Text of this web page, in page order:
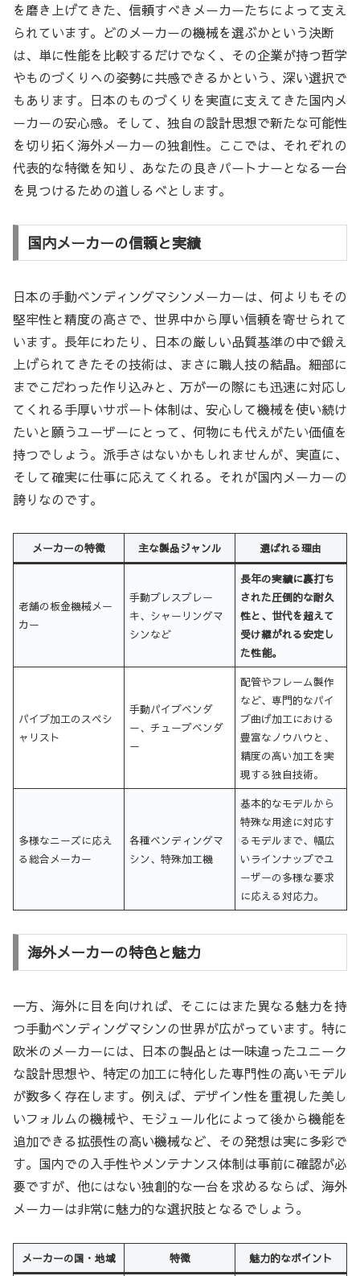
を磨き上げてきた、信頼すべきメーカーたちによって支え
られています。どのメーカーの機械を選ぶかという決断
は、単に性能を比較するだけでなく、その企業が持つ哲学
やものづくりへの姿勢に共感できるかという、深い選択で
もあります。日本のものづくりを実直に支えてきた国内メ
ーカーの安心感。そして、独自の設計思想で新たな可能性
を切り拓く海外メーカーの独創性。ここでは、それぞれの
代表的な特徴を知り、あなたの良きパートナーとなる一台
を見つけるための道しるべとします。
国内メーカーの信頼と実績
日本の手動ベンディングマシンメーカーは、何よりもその
堅牢性と精度の高さで、世界中から厚い信頼を寄せられて
います。長年にわたり、日本の厳しい品質基準の中で鍛え
上げられてきたその技術は、まさに職人技の結晶。細部に
までこだわった作り込みと、万が一の際にも迅速に対応し
てくれる手厚いサポート体制は、安心して機械を使い続け
たいと願うユーザーにとって、何物にも代えがたい価値を
持つでしょう。派手さはないかもしれませんが、実直に、
そして確実に仕事に応えてくれる。それが国内メーカーの
誇りなのです。
メーカーの特徴 主な製品ジャンル 選ばれる理由
老舗の板金機械メー
カー
手動プレスブレー
キ、シャーリングマ
シンなど
長年の実績に裏打ち
された圧倒的な耐久
性と、世代を超えて
受け継がれる安定し
た性能。
パイプ加工のスペシ
ャリスト
手動パイプベンダ
ー、チューブベンダ
ー
配管やフレーム製作
など、専門的なパイ
プ曲げ加工における
豊富なノウハウと、
精度の高い加工を実
現する独自技術。
多様なニーズに応え
る総合メーカー
各種ベンディングマ
シン、特殊加工機
基本的なモデルから
特殊な用途に対応す
るモデルまで、幅広
いラインナップでユ
ーザーの多様な要求
に応える対応力。
海外メーカーの特色と魅力
一方、海外に目を向ければ、そこにはまた異なる魅力を持
つ手動ベンディングマシンの世界が広がっています。特に
欧米のメーカーには、日本の製品とは一味違ったユニーク
な設計思想や、特定の加工に特化した専門性の高いモデル
が数多く存在します。例えば、デザイン性を重視した美し
いフォルムの機械や、モジュール化によって後から機能を
追加できる拡張性の高い機械など、その発想は実に多彩で
す。国内での入手性やメンテナンス体制は事前に確認が必
要ですが、他にはない独創的な一台を求めるならば、海外
メーカーは非常に魅力的な選択肢となるでしょう。
メーカーの国・地域 特徴 魅力的なポイント